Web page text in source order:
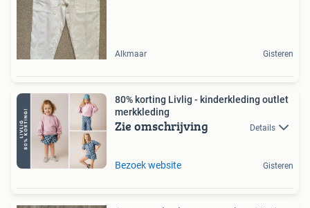
Alkmaar Gisteren
80% korting Livlig - kinderkleding outlet
merkkleding
Zie omschrijving Details
Bezoek website Gisteren